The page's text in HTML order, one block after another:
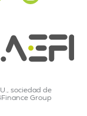
sociedad de
Group